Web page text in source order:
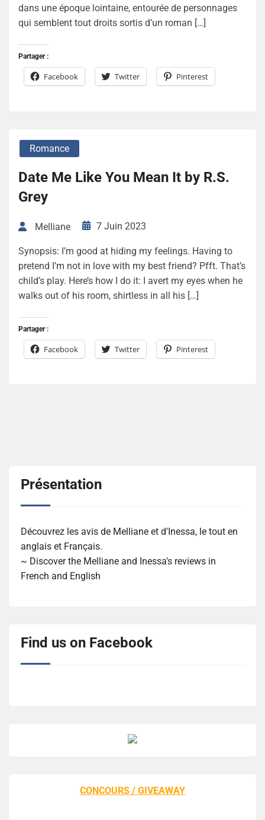
dans une époque lointaine, entourée de personnages
qui semblent tout droits sortis d’un roman […]
Partager :
Facebook Twitter Pinterest
Romance
Date Me Like You Mean It by R.S.
Grey
Melliane 7 Juin 2023
Synopsis: I’m good at hiding my feelings. Having to
pretend I’m not in love with my best friend? Pfft. That’s
child’s play. Here’s how I do it: I avert my eyes when he
walks out of his room, shirtless in all his […]
Partager :
Facebook Twitter Pinterest
Présentation
Découvrez les avis de Melliane et d'Inessa, le tout en
anglais et Français.
~ Discover the Melliane and Inessa's reviews in
French and English
Find us on Facebook
CONCOURS / GIVEAWAY